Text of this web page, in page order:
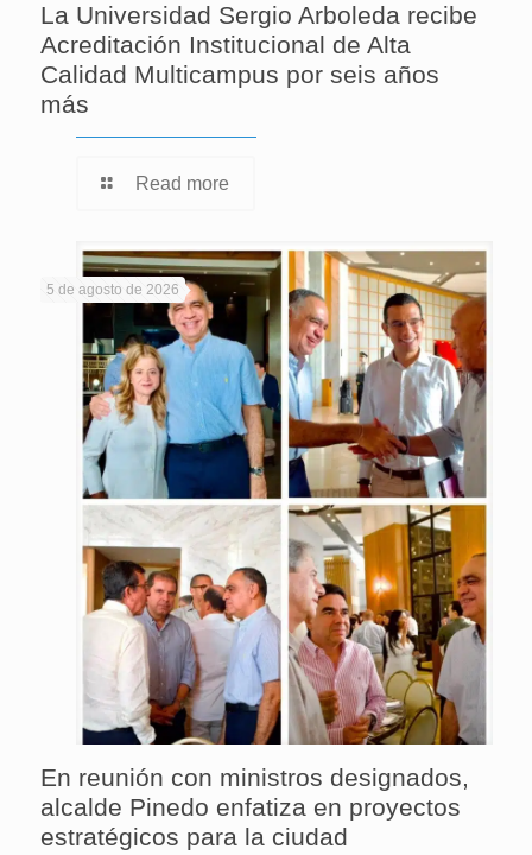
La Universidad Sergio Arboleda recibe
Acreditación Institucional de Alta
Calidad Multicampus por seis años
más
Read more
5 de agosto de 2026
En reunión con ministros designados,
alcalde Pinedo enfatiza en proyectos
estratégicos para la ciudad